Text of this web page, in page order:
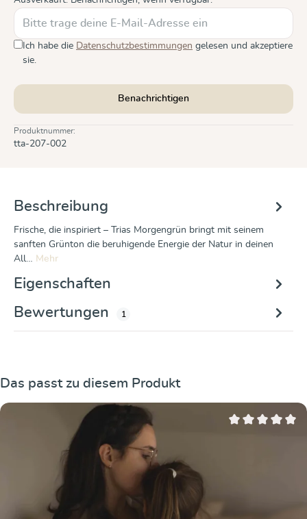
Ich habe die Datenschutzbestimmungen gelesen und akzeptiere
sie.
Benachrichtigen
Produktnummer:
tta-207-002
Beschreibung
Frische, die inspiriert – Trias Morgengrün bringt mit seinem
sanften Grünton die beruhigende Energie der Natur in deinen
All… Mehr
Eigenschaften
Bewertungen
1
Produktgalerie überspringen
Das passt zu diesem Produkt